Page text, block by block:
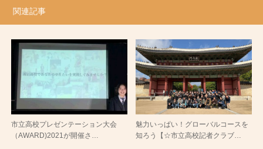
関連記事
市立高校プレゼンテーション大会
（AWARD)2021が開催さ…
魅力いっぱい！グローバルコースを
知ろう【☆市立高校記者クラブ…